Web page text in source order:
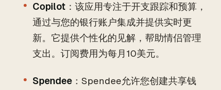
Copilot ：该应用专注于开支跟踪和预算，
通过与您的银行账户集成并提供实时更
新。它提供个性化的见解，帮助情侣管理
支出。订阅费用为每月10美元。
Spendee ：Spendee允许您创建共享钱